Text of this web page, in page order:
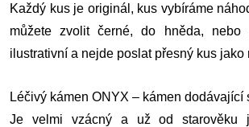
Každý kus je originál, kus vybíráme
můžete zvolit černé, do hněda, nebo
ilustrativní a nejde poslat přesný kus jako
Léčivý kámen ONYX – kámen dodávající
Je velmi vzácný a už od starověku